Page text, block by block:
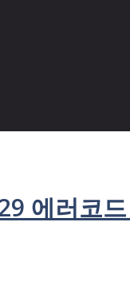
에러코